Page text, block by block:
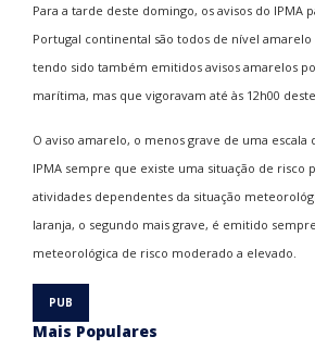
Para a tarde deste domingo, os avisos do IPMA
Portugal continental são todos de nível
tendo sido também emitidos avisos amarelos
marítima, mas que vigoravam até às 12h00
O aviso amarelo, o menos grave de uma
IPMA sempre que existe uma situação de risco
atividades dependentes da situação
laranja, o segundo mais grave, é emitido
meteorológica de risco moderado a elevado.
Mais Populares